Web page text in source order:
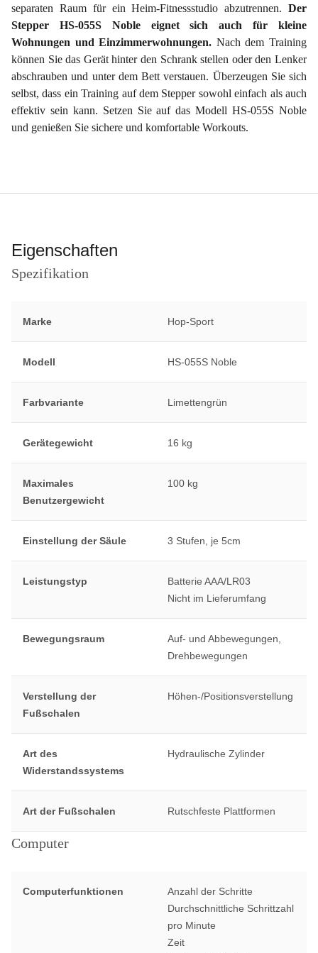
separaten Raum für ein Heim-Fitnessstudio abzutrennen. Der
Stepper HS-055S Noble eignet sich auch für kleine
Wohnungen und Einzimmerwohnungen. Nach dem Training
können Sie das Gerät hinter den Schrank stellen oder den Lenker
abschrauben und unter dem Bett verstauen. Überzeugen Sie sich
selbst, dass ein Training auf dem Stepper sowohl einfach als auch
effektiv sein kann. Setzen Sie auf das Modell HS-055S Noble
und genießen Sie sichere und komfortable Workouts.
Eigenschaften
Spezifikation
Marke Hop-Sport
Modell HS-055S Noble
Farbvariante Limettengrün
Gerätegewicht 16 kg
Maximales
Benutzergewicht
100 kg
Einstellung der Säule 3 Stufen, je 5cm
Leistungstyp
Batterie AAA/LR03
Nicht im Lieferumfang
Bewegungsraum
Auf- und Abbewegungen,
Drehbewegungen
Verstellung der
Fußschalen
Höhen-/Positionsverstellung
Art des
Widerstandssystems
Hydraulische Zylinder
Art der Fußschalen Rutschfeste Plattformen
Computer
Computerfunktionen
Anzahl der Schritte
Durchschnittliche Schrittzahl
pro Minute
Zeit